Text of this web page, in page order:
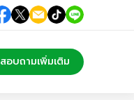
สอบถามเพิ่มเติม